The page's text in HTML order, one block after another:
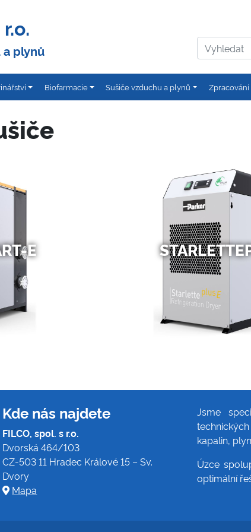
a plynů
Biofarmacie Sušiče vzduchu a plynů
E
Kde nás najdete
FILCO, spol. s r.o.
Dvorská 464/103
CZ-503 11 Hradec Králové 15 – Sv.
Dvory
Mapa
Jsme
kapalin,
Úzce
optimální